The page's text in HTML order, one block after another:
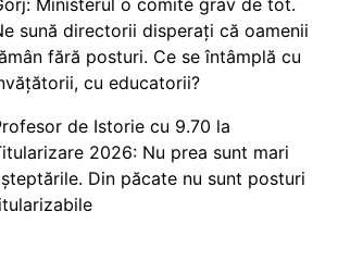
Ministerul o comite grav de tot.
sună directorii disperați că oamenii
fără posturi. Ce se întâmplă cu
cu educatorii?
de Istorie cu 9.70 la
2026: Nu prea sunt mari
Din păcate nu sunt posturi